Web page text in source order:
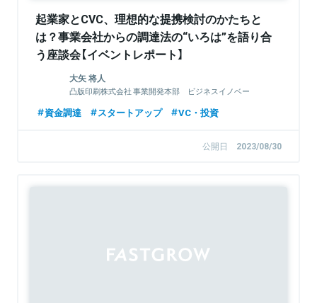
起業家とCVC、理想的な提携検討のかたちと
は？事業会社からの調達法の“いろは”を語り合
う座談会【イベントレポート】
大矢 将人
凸版印刷株式会社 事業開発本部 ビジネスイノベー
資金調達 スタートアップ VC・投資
公開日 2023/08/30